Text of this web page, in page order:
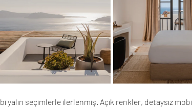
yalın seçimlerle ilerlenmiş. Açık renkler, detaysız